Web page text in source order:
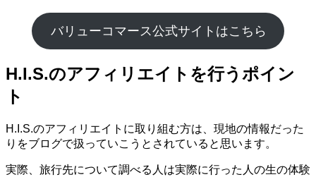
バリューコマース公式サイトはこちら
H.I.S.のアフィリエイトを行うポイン
ト
H.I.S.のアフィリエイトに取り組む方は、現地の情報だった
りをブログで扱っていこうとされていると思います。
実際、旅行先について調べる人は実際に行った人の生の体験